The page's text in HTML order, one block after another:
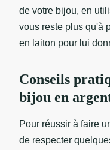
de votre bijou, en
vous reste plus qu'à
en laiton pour lui
Conseils
bijou en
Pour réussir à faire
de respecter